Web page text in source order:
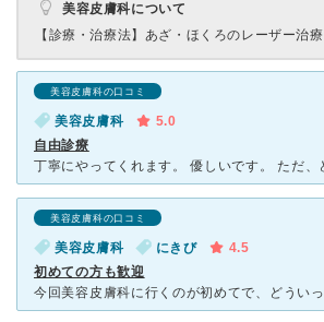
美容皮膚科について
【診療・治療法】 あざ・ほくろのレーザー治療
美容皮膚科の口コミ
美容皮膚科
5.0
自由診療
美容皮膚科の口コミ
美容皮膚科 にきび
4.5
初めての方も歓迎